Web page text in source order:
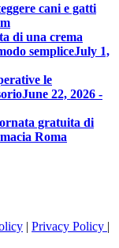
cani e gatti
di una crema
sempliceJuly 1,
le
June 22, 2026 -
gratuita di
Roma
| Privacy Policy |